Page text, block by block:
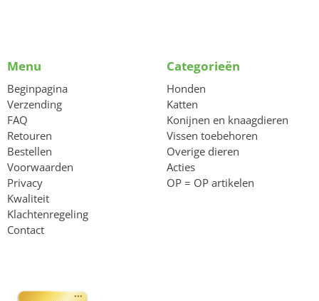
Categorieën
Honden
Katten
Konijnen en knaagdieren
Vissen toebehoren
Overige dieren
Acties
OP = OP artikelen
Menu
Beginpagina
Verzending
FAQ
Retouren
Bestellen
Voorwaarden
Privacy
Kwaliteit
Klachtenregeling
Contact